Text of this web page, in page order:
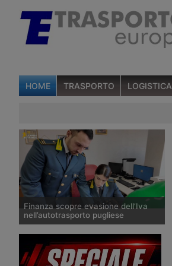
HOME TRASPORTO LOGISTICA
Finanza scopre evasione dell’Iva
nell’autotrasporto pugliese
Un’indagine della Guardia di Finanza di
Molfetta ha scoperto un’evasione
dell’Iva attuata da una società di